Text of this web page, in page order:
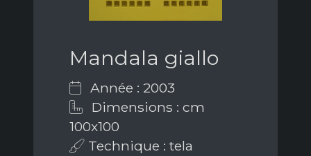
Mandala giallo
Année : 2003
Dimensions : cm
100x100
Technique : tela